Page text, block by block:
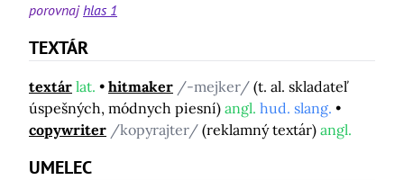
porovnajhlas 1
TEXTÁR
textár lat. hitmaker /-mejker/ (t. al. skladateľ
úspešných, módnych piesní) angl. hud. slang.
copywriter /kopyrajter/ (reklamný textár) angl.
UMELEC